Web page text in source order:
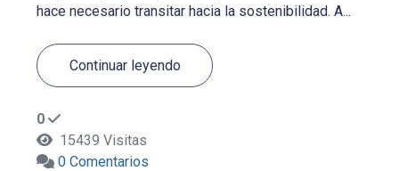
hace necesario transitar hacia la sostenibilidad. A...
Continuar leyendo
0
15439 Visitas
0 Comentarios